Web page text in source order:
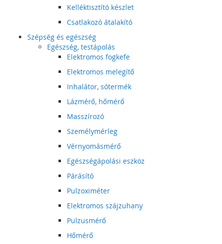
Kelléktisztító készlet
Csatlakozó átalakító
Szépség és egészség
Egészség, testápolás
Elektromos fogkefe
Elektromos melegítő
Inhalátor, sótermék
Lázmérő, hőmérő
Masszírozó
Személymérleg
Vérnyomásmérő
Egészségápolási eszköz
Párásító
Pulzoximéter
Elektromos szájzuhany
Pulzusmérő
Hőmérő